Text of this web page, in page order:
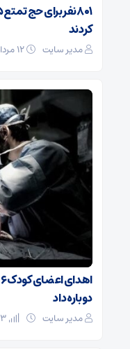
کردند
مدیر سایت
دوباره داد
مدیر سایت